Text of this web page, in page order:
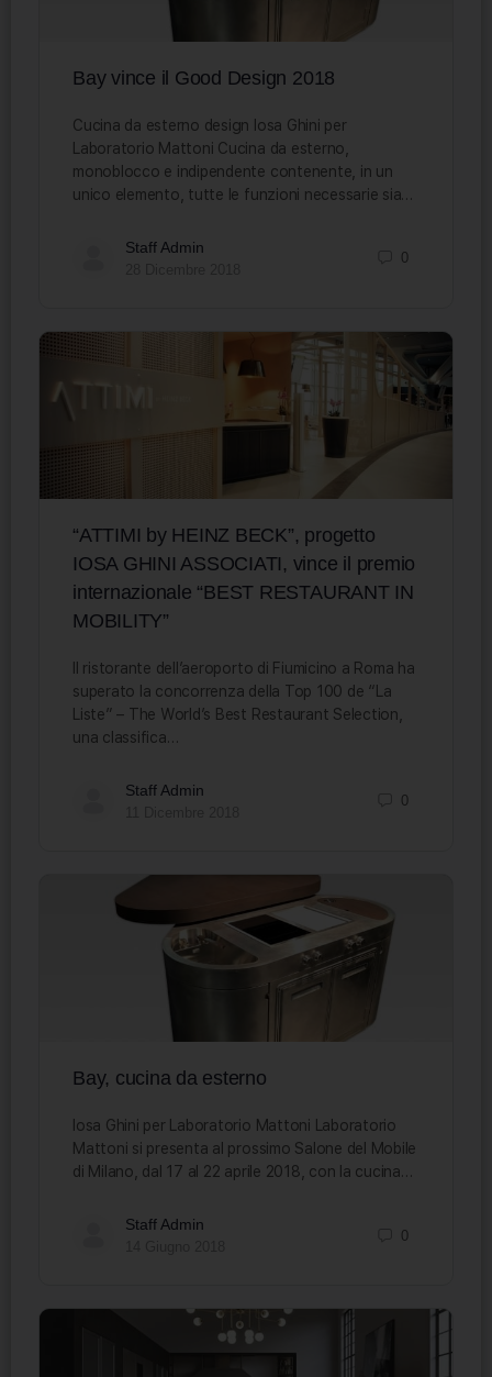
Bay vince il Good Design 2018
Cucina da esterno design Iosa Ghini per
Laboratorio Mattoni Cucina da esterno,
monoblocco e indipendente contenente, in un
unico elemento, tutte le funzioni necessarie sia…
Staff Admin
0
“ATTIMI by HEINZ BECK”, progetto
IOSA GHINI ASSOCIATI, vince il premio
internazionale “BEST RESTAURANT IN
MOBILITY”
Il ristorante dell’aeroporto di Fiumicino a Roma ha
superato la concorrenza della Top 100 de “La
Liste” – The World’s Best Restaurant Selection,
una classifica…
Staff Admin
0
Bay, cucina da esterno
Iosa Ghini per Laboratorio Mattoni Laboratorio
Mattoni si presenta al prossimo Salone del Mobile
di Milano, dal 17 al 22 aprile 2018, con la cucina…
Staff Admin
0